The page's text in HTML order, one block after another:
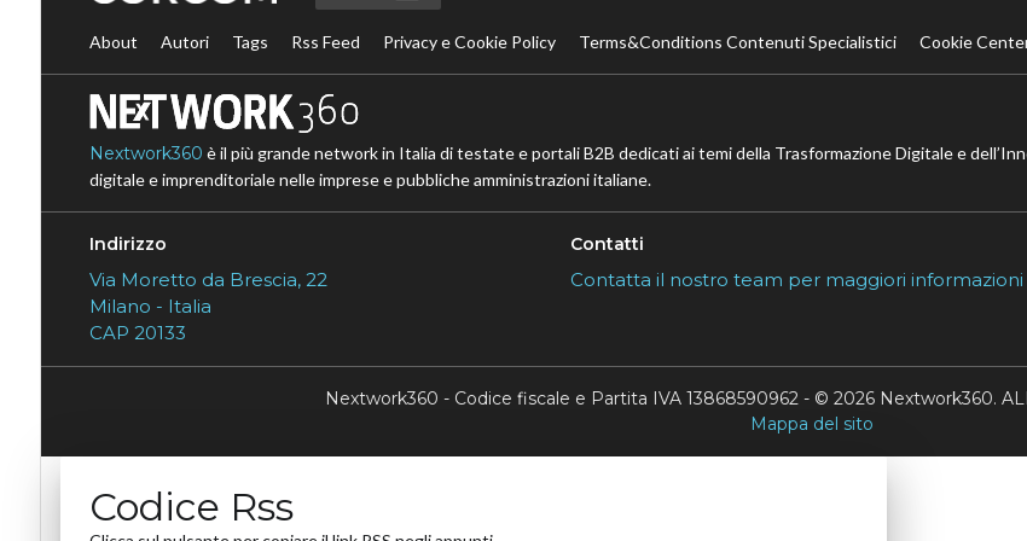
About Autori Tags Rss Feed Privacy e Cookie Policy Terms&Conditions Contenuti Specialistici Cookie
Nextwork360 è il più grande network in Italia di testate e portali B2B dedicati ai temi della Trasformazione Digitale e
digitale e imprenditoriale nelle imprese e pubbliche amministrazioni italiane.
Indirizzo
Via Moretto da Brescia, 22
Milano - Italia
CAP 20133
Contatti
Contatta il nostro team per maggiori informazioni
Nextwork360 - Codice fiscale e Partita IVA 13868590962 - © 2026 Nextwork360.
Mappa del sito
Codice Rss